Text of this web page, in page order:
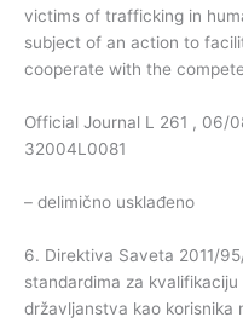
victims of trafficking in
subject of an action to
cooperate with the
Official Journal L 261 , 06/
32004L0081
– delimično usklađeno
6. Direktiva Saveta 2011/
standardima za
državljanstva kao korisnika